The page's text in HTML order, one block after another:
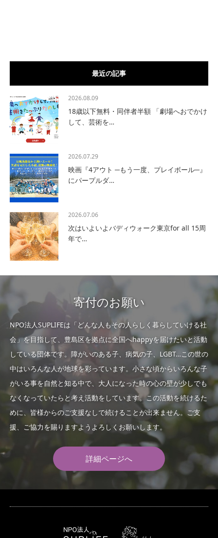
最近の記事
2026.08.09
18歳以下無料・同伴者半額 「劇場へおでかけ
して、芸術を…
2026.07.29
映画『4アウト ─もう一度、プレイボール─』
にパープルダ…
2026.07.06
次はいよいよバディウォーク東京for all 15周
年で…
寄付のお願い
NPO法人SUPLIFEは「どんな人もその人らしく暮らしていける社
会」を目指して、豊島区を拠点に全国へhappyを届けたいと活動
している団体です。障がいのある子、病気の子、LGBT…この世の
中はいろんな人が地球を彩っています。小さな頃からいろんな子
がいる事を自然と知る中で、大人になった時の心の壁が少しでも
なくなっていたらと考え活動をしています。この活動を続けるた
めに、皆様からのご支援なしで続けることが出来ません。ご支
援、ご協力を賜りますようよろしくお願いします。
詳細ページへ